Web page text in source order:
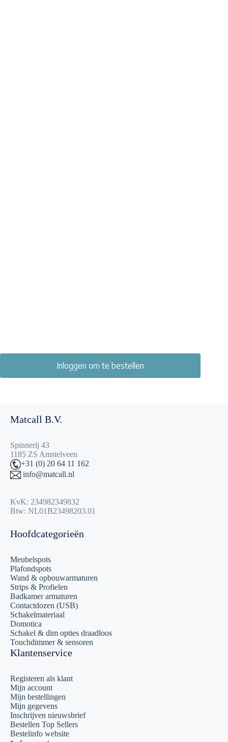
Inloggen om te bestellen
Matcall B.V.
Spinnerij 43
1185 ZS Amstelveen
+31 (0) 20 64 11 162
info@matcall.nl
KvK: 234982349832
Btw: NL01B23498203.01
Hoofdcategorieën
Meubelspots
Plafondspots
Wand & opbouwarmaturen
Strips & Profielen
Badkamer armaturen
Contactdozen (USB)
Schakelmateriaal
Domotica
Schakel & dim opties draadloos
Touchdimmer & sensoren
Klantenservice
Registeren als klant
Mijn account
Mijn bestellingen
Mijn gegevens
Inschrijven nieuwsbrief
Bestellen Top Sellers
Bestelinfo website